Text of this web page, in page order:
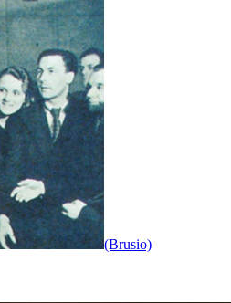
(Brusio)